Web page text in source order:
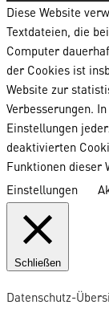
Diese Website
Textdateien, die
Computer
der Cookies ist
Website zur
Verbesserungen.
Einstellungen
deaktivierten
Funktionen dieser
Einstellungen
Schließen
Datenschutz-